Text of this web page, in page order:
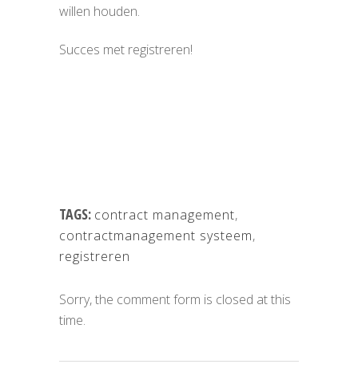
willen houden.
Succes met registreren!
TAGS: contract management,
contractmanagement systeem,
registreren
Sorry, the comment form is closed at this
time.